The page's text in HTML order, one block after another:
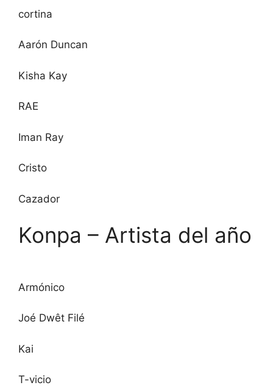
cortina
Aarón Duncan
Kisha Kay
RAE
Iman Ray
Cristo
Cazador
Konpa – Artista del año
Armónico
Joé Dwêt Filé
Kai
T-vicio